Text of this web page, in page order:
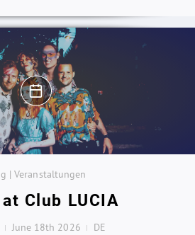
| Veranstaltungen
Club LUCIA
June 18th 2026 DE